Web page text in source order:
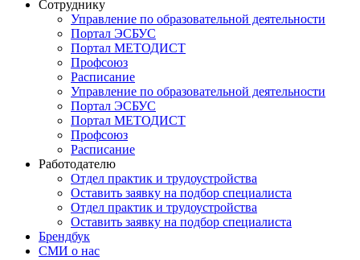
Сотруднику
Управление по образовательной деятельности
Портал ЭСБУС
Портал МЕТОДИСТ
Профсоюз
Расписание
Управление по образовательной деятельности
Портал ЭСБУС
Портал МЕТОДИСТ
Профсоюз
Расписание
Работодателю
Отдел практик и трудоустройства
Оставить заявку на подбор специалиста
Отдел практик и трудоустройства
Оставить заявку на подбор специалиста
Брендбук
СМИ о нас